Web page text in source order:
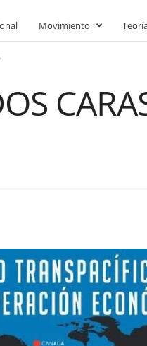
Movimiento